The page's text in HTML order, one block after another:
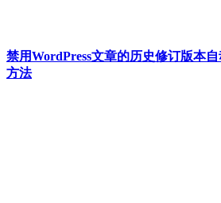
禁用WordPress文章的历史修订版本
方法